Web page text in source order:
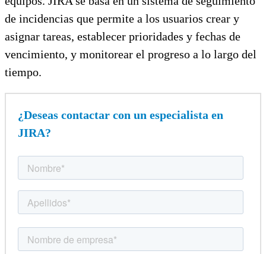
de incidencias que permite a los usuarios crear y
asignar tareas, establecer prioridades y fechas de
vencimiento, y monitorear el progreso a lo largo del
tiempo.
¿Deseas contactar con un especialista en
JIRA?